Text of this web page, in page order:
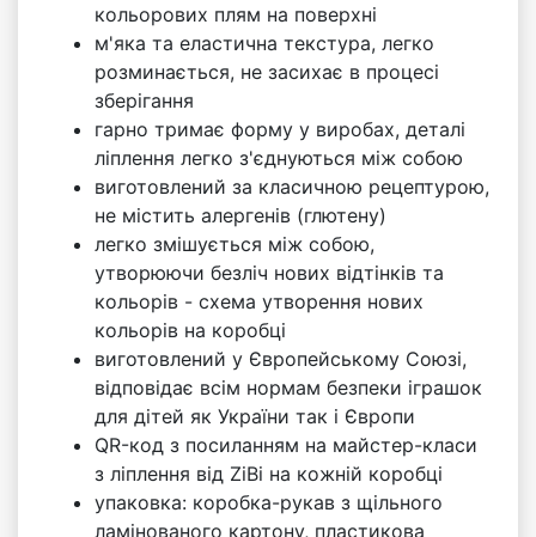
кольорових плям на поверхні
м'яка та еластична текстура, легко
розминається, не засихає в процесі
зберігання
гарно тримає форму у виробах, деталі
ліплення легко з'єднуються між собою
виготовлений за класичною рецептурою,
не містить алергенів (глютену)
легко змішується між собою,
утворюючи безліч нових відтінків та
кольорів - схема утворення нових
кольорів на коробці
виготовлений у Європейському Союзі,
відповідає всім нормам безпеки іграшок
для дітей як України так і Європи
QR-код з посиланням на майстер-класи
з ліплення від ZiBi на кожній коробці
упаковка: коробка-рукав з щільного
ламінованого картону, пластикова